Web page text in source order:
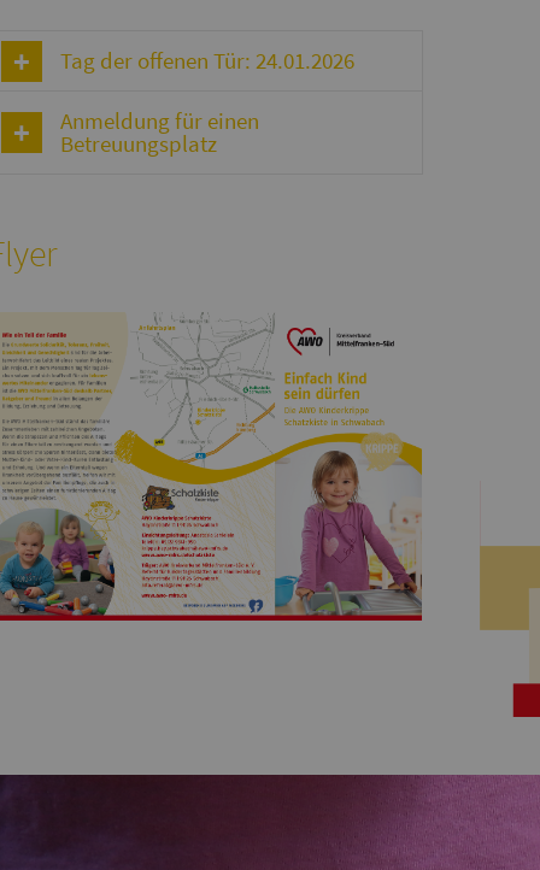
Tag der offenen Tür: 24.01.2026
Anmeldung für einen
Betreuungsplatz